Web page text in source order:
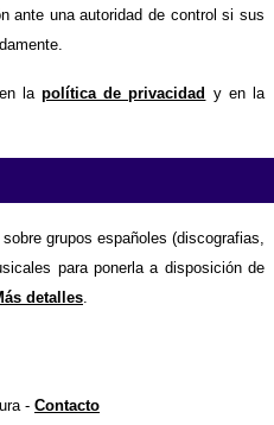
ante una autoridad de control si sus
en lapolítica de privacidad y en la
grupos españoles (discografias,
para ponerla a disposición de
detalles.
- Contacto